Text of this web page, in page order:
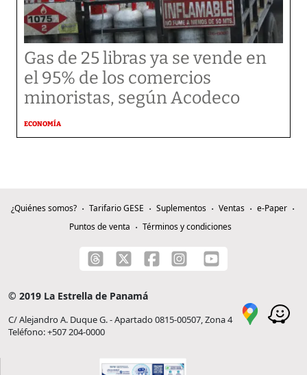
Gas de 25 libras ya se vende en
el 95% de los comercios
minoristas, según Acodeco
ECONOMÍA
¿Quiénes somos? Tarifario GESE Suplementos Ventas
e-Paper
Puntos de venta
Términos y condiciones
© 2019 La Estrella de Panamá
C/ Alejandro A. Duque G. - Apartado 0815-00507, Zona 4
Teléfono: +507 204-0000